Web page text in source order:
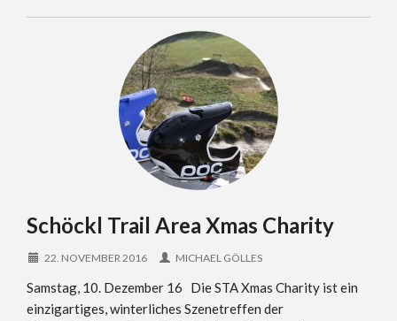
Schöckl Trail Area Xmas Charity
22. NOVEMBER 2016 MICHAEL GÖLLES
Samstag, 10. Dezember 16 Die STA Xmas Charity ist ein
einzigartiges, winterliches Szenetreffen der